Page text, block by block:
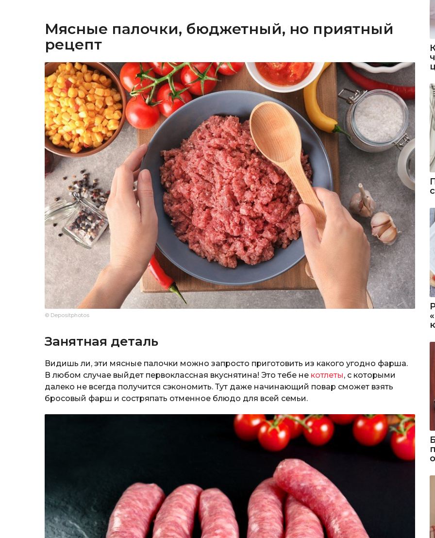
Мясные палочки, бюджетный, но приятный
рецепт
© Depositphotos
Занятная деталь
Видишь ли, эти мясные палочки можно запросто приготовить из какого угодно фарша.
В любом случае выйдет первоклассная вкуснятина! Это тебе не котлеты, с которыми
далеко не всегда получится сэкономить. Тут даже начинающий повар сможет взять
бросовый фарш и состряпать отменное блюдо для всей семьи.